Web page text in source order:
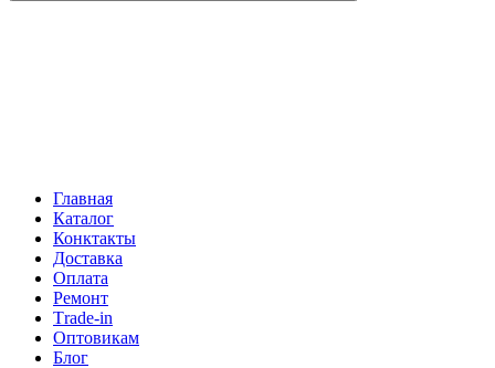
Главная
Каталог
Конктакты
Доставка
Оплата
Ремонт
Тrade-in
Оптовикам
Блог